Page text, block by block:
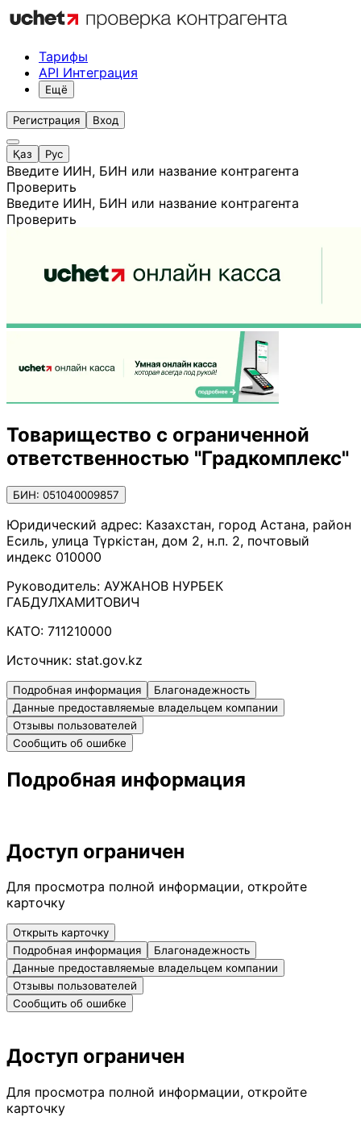
Тарифы
API Интеграция
Ещё
Регистрация Вход
Қаз Рус
Введите ИИН, БИН или название контрагента
Проверить
Введите ИИН, БИН или название контрагента
Проверить
Товарищество с ограниченной
ответственностью "Градкомплекс"
БИН: 051040009857
Юридический адрес: Казахстан, город Астана, район
Есиль, улица Түркістан, дом 2, н.п. 2, почтовый
индекс 010000
Руководитель: АУЖАНОВ НУРБЕК
ГАБДУЛХАМИТОВИЧ
КАТО: 711210000
Источник: stat.gov.kz
Подробная информация
Благонадежность
Данные предоставляемые владельцем компании
Отзывы пользователей
Сообщить об ошибке
Подробная информация
Доступ ограничен
Для просмотра полной информации, откройте
карточку
Открыть карточку
Подробная информация
Благонадежность
Данные предоставляемые владельцем компании
Отзывы пользователей
Сообщить об ошибке
Доступ ограничен
Для просмотра полной информации, откройте
карточку